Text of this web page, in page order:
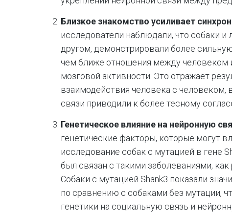
Близкое знакомство усиливает
исследователи наблюдали, что собаки
другом, демонстрировали более
чем ближе отношения между человеком
мозговой активности. Это отражает
взаимодействия человека с
связи приводили к более тесному
Генетическое влияние на нейронную
генетические факторы, которые могут
исследование собак с мутацией в гене
был связан с такими заболеваниями,
Собаки с мутацией Shank3 показали
по сравнению с собаками без мутации,
генетики на социальную связь и